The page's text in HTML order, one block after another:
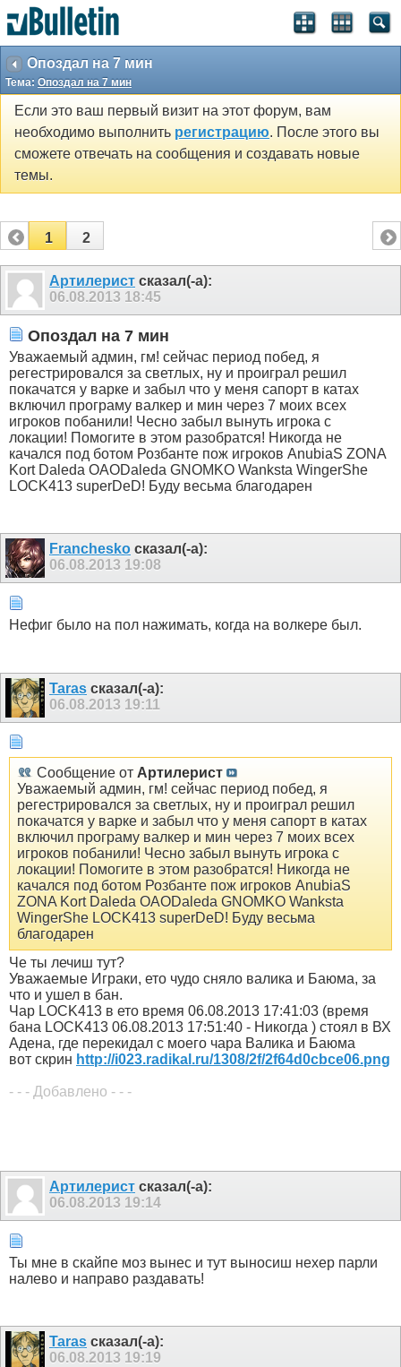
Опоздал на 7 мин
Тема: Опоздал на 7 мин
Если это ваш первый визит на этот форум, вам
необходимо выполнить регистрацию. После этого вы
сможете отвечать на сообщения и создавать новые
темы.
1 2
Артилерист сказал(-а):
06.08.2013 18:45
Опоздал на 7 мин
Уважаемый админ, гм! сейчас период побед, я
регестрировался за светлых, ну и проиграл решил
покачатся у варке и забыл что у меня сапорт в катах
включил програму валкер и мин через 7 моих всех
игроков побанили! Чесно забыл вынуть игрока с
локации! Помогите в этом разобратся! Никогда не
качался под ботом Розбанте пож игроков AnubiaS ZONA
Kort Daleda OAODaleda GNOMKO Wanksta WingerShe
LOCK413 superDeD! Буду весьма благодарен
Franchesko сказал(-а):
06.08.2013 19:08
Нефиг было на пол нажимать, когда на волкере был.
Taras сказал(-а):
06.08.2013 19:11
Сообщение от Артилерист
Уважаемый админ, гм! сейчас период побед, я
регестрировался за светлых, ну и проиграл решил
покачатся у варке и забыл что у меня сапорт в катах
включил програму валкер и мин через 7 моих всех
игроков побанили! Чесно забыл вынуть игрока с
локации! Помогите в этом разобратся! Никогда не
качался под ботом Розбанте пож игроков AnubiaS
ZONA Kort Daleda OAODaleda GNOMKO Wanksta
WingerShe LOCK413 superDeD! Буду весьма
благодарен
Че ты лечиш тут?
Уважаемые Играки, ето чудо сняло валика и Баюма, за
что и ушел в бан.
Чар LOCK413 в ето время 06.08.2013 17:41:03 (время
бана LOCK413 06.08.2013 17:51:40 - Никогда ) стоял в ВХ
Адена, где перекидал с моего чара Валика и Баюма
вот скрин http://i023.radikal.ru/1308/2f/2f64d0cbce06.png
- - - Добавлено - - -
Артилерист сказал(-а):
06.08.2013 19:14
Ты мне в скайпе моз вынес и тут выносиш нехер парли
налево и направо раздавать!
Taras сказал(-а):
06.08.2013 19:19